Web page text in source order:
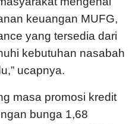
keuangan MUFG,
yang tersedia dari
kebutuhan nasabah
ucapnya.
masa promosi kredit
bunga 1,68